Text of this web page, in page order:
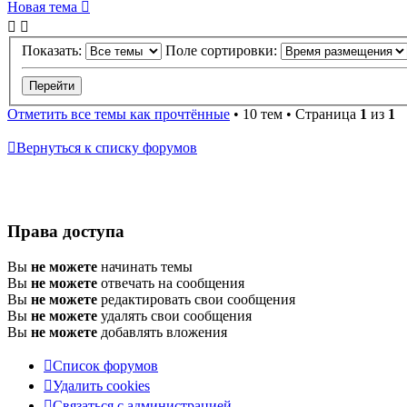
Новая
тема
Новая тема
Показать: Поле сортировки:
Отметить все темы как прочтённые • 10 тем • Страница 1 из 1
Вернуться к списку форумов
Права доступа
Вы не можете начинать темы
Вы не можете отвечать на сообщения
Вы не можете редактировать свои сообщения
Вы не можете удалять свои сообщения
Вы не можете добавлять вложения
Список форумов
Удалить cookies